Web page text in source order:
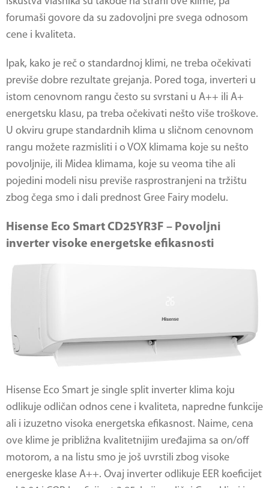
forumaši govore da su zadovoljni pre svega odnosom
cene i kvaliteta.
Ipak, kako je reč o standardnoj klimi, ne treba očekivati
previše dobre rezultate grejanja. Pored toga, inverteri u
istom cenovnom rangu često su svrstani u A++ ili A+
energetsku klasu, pa treba očekivati nešto više troškove.
U okviru grupe standardnih klima u sličnom cenovnom
rangu možete razmisliti i o VOX klimama koje su nešto
povoljnije, ili Midea klimama, koje su veoma tihe ali
pojedini modeli nisu previše rasprostranjeni na tržištu
zbog čega smo i dali prednost Gree Fairy modelu.
Hisense Eco Smart CD25YR3F – Povoljni
inverter visoke energetske efikasnosti
Hisense Eco Smart je single split inverter klima koju
odlikuje odličan odnos cene i kvaliteta, napredne funkcije
ali i izuzetno visoka energetska efikasnost. Naime, cena
ove klime je približna kvalitetnijim uređajima sa on/off
motorom, a na listu smo je još uvrstili zbog visoke
energeske klase A++. Ovaj inverter odlikuje EER koeficijet